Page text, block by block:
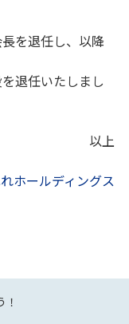
を退任し、以降
退任いたしまし
以上
ホールディングス